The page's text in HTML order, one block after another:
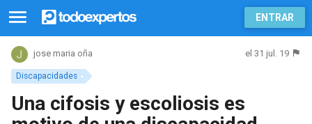
ENTRAR
Discapacidades
jose maria oña el 31 jul. 19
Una cifosis y escoliosis es